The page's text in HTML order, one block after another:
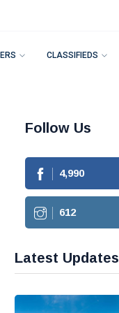
CLASSIFIEDS
Follow Us
4,990
612
Latest Updates